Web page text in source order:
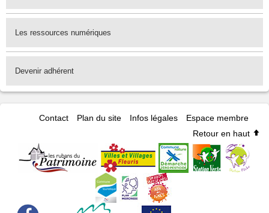
Les ressources numériques
Devenir adhérent
Contact Plan du site Infos légales
Espace membre
Retour en haut